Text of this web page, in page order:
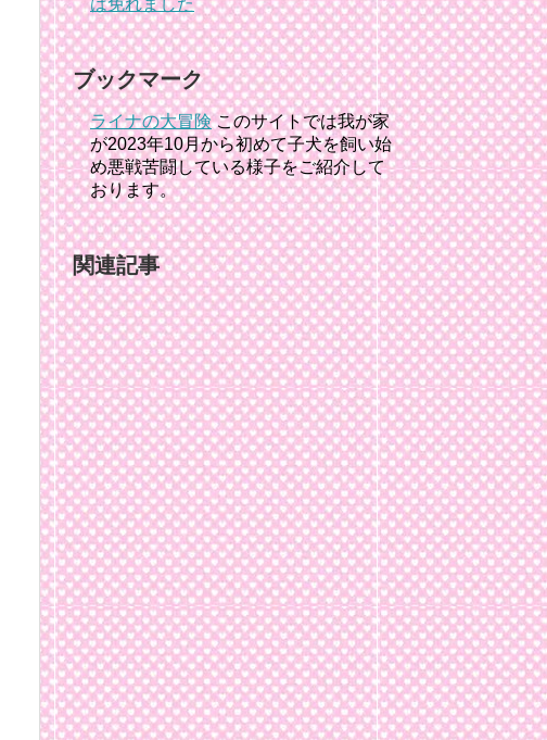
ブックマーク
ライナの大冒険このサイトでは我が家
が2023年10月から初めて子犬を飼い始
め悪戦苦闘している様子をご紹介して
おります。
関連記事